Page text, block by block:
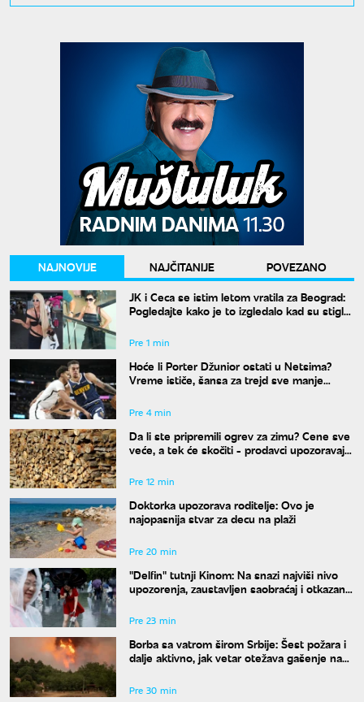
NAJNOVIJE NAJČITANIJE
POVEZANO
JK i Ceca se istim letom vratila za Beograd:
Pogledajte kako je to izgledalo kad su stigle
Pre 1 min
Hoće li Porter Džunior ostati u Netsima?
Vreme ističe, šansa za trejd sve manje
Pre 4 min
Da li ste pripremili ogrev za zimu? Cene sve
veće, a tek će skočiti - prodavci upozoravaju
Pre 12 min
Doktorka upozorava roditelje: Ovo je
najopasnija stvar za decu na plaži
Pre 20 min
"Delfin" tutnji Kinom: Na snazi najviši nivo
upozorenja, zaustavljen saobraćaj i otkazani
Pre 23 min
Borba sa vatrom širom Srbije: Šest požara i
dalje aktivno, jak vetar otežava gašenje na
Pre 30 min